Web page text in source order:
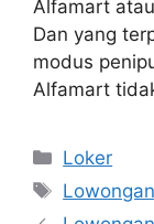
Alfamart
Dan yang
modus
Alfamart
Kategori
Loker
Tag